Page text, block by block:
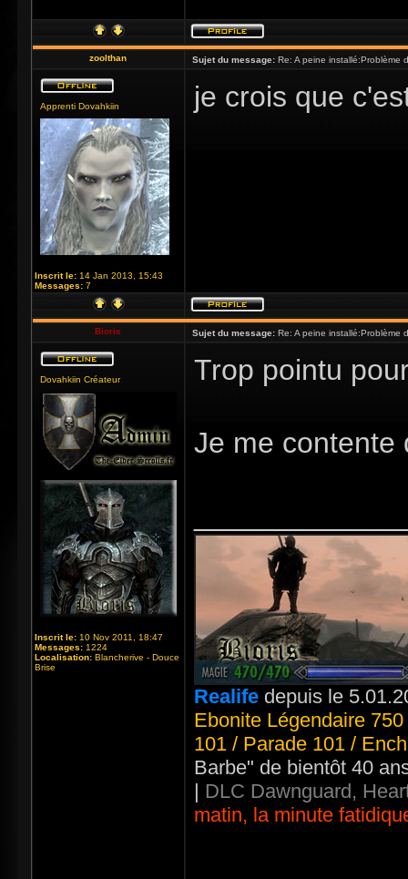
zoolthan Sujet du message: Re: A peine installé:Problème
Apprenti Dovahkiin
Inscrit le: 14 Jan 2013, 15:43
Messages: 7
je crois que
Bioris Sujet du message: Re: A peine installé:Problème
Dovahkiin Créateur
Inscrit le: 10 Nov 2011, 18:47
Messages: 1224
Localisation: Blancherive - Douce
Brise
Trop pointu
Je me
Realife depuis le
Ebonite Légendaire
101 / Parade 101 /
Barbe" de bientôt 40
| DLC Dawnguard,
matin, la minute